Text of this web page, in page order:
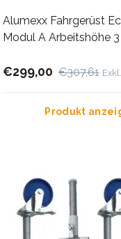
Alumexx Fahrgerüst
Modul A Arbeitshöhe
€299,00 €307,61
Produkt